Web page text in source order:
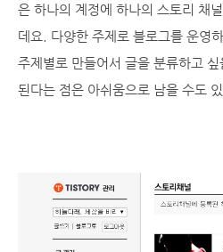
은 하나의 계정에 하나의 스토리 채
데요. 다양한 주제로 블로그를 운영
주제별로 만들어서 글을 분류하고
된다는 점은 아쉬움으로 남을 수도